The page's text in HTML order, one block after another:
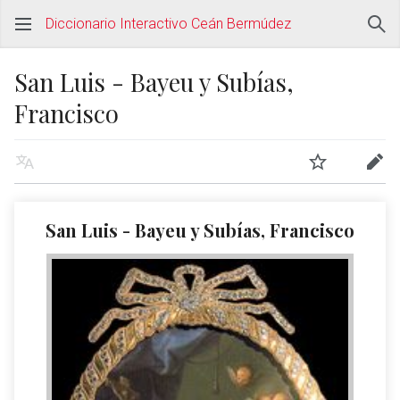
Diccionario Interactivo Ceán Bermúdez
San Luis - Bayeu y Subías,
Francisco
San Luis - Bayeu y Subías, Francisco